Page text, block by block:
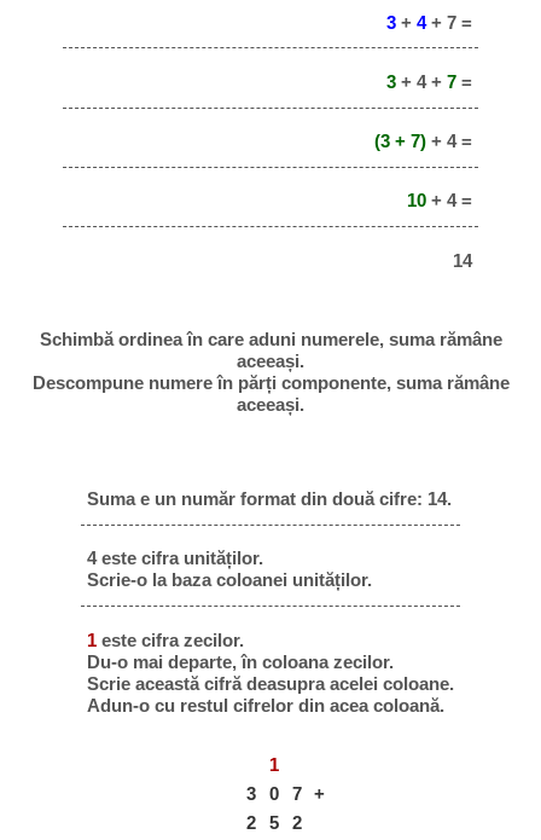
3 + 4+ 7 =
3 + 4 + 7 =
(3 + 7) + 4 =
10 + 4 =
14
Schimbă ordinea în care aduni numerele, suma rămâne
aceeași.
Descompune numere în părți componente, suma rămâne
aceeași.
Suma e un număr format din două cifre: 14.
4 este cifra unităților.
Scrie-o la baza coloanei unităților.
1 este cifra zecilor.
Du-o mai departe, în coloana zecilor.
Scrie această cifră deasupra acelei coloane.
Adun-o cu restul cifrelor din acea coloană.
1
3
0 7
+
2
5
2